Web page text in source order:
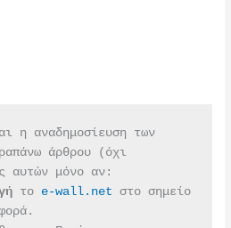
η αναδημοσίευση των
άρθρου (όχι
αυτών μόνο αν:
το e-wall.net στο σημείο